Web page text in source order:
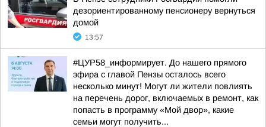
дезориентированному пенсионеру вернуться
домой
13:57
#ЦУР58_информирует. До нашего прямого
эфира с главой Пензы осталось всего
несколько минут! Могут ли жители повлиять
на перечень дорог, включаемых в ремонт, как
попасть в программу «Мой двор», какие
семьи могут получить...